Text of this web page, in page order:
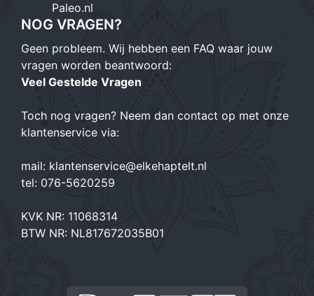
Paleo.nl
NOG VRAGEN?
Geen probleem. Wij hebben een FAQ waar jouw
vragen worden beantwoord:
Veel Gestelde Vragen
Toch nog vragen? Neem dan contact op met onze
klantenservice via:
mail: klantenservice@elkehaptelt.nl
tel: 076-5620259
KVK NR: 11068314
BTW NR: NL817672035B01